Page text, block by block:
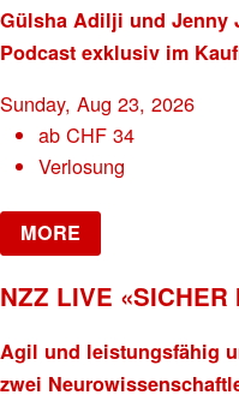
Gülsha Adilji und Jenny
Podcast exklusiv im
Sunday, Aug 23, 2026
abCHF 34
Verlosung
MORE
NZZ LIVE «SICHER
Agil und leistungsfähig
zwei